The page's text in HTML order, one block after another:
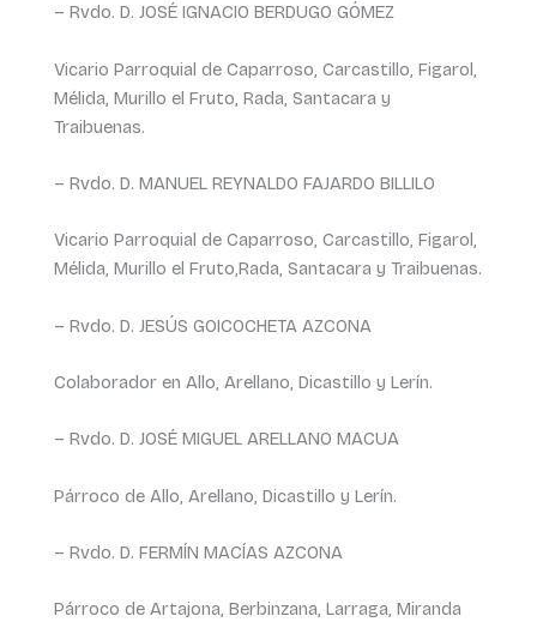
– Rvdo. D. JOSÉ IGNACIO BERDUGO GÓMEZ
Vicario Parroquial de Caparroso, Carcastillo, Figarol,
Mélida, Murillo el Fruto, Rada, Santacara y
Traibuenas.
– Rvdo. D. MANUEL REYNALDO FAJARDO BILLILO
Vicario Parroquial de Caparroso, Carcastillo, Figarol,
Mélida, Murillo el Fruto,Rada, Santacara y Traibuenas.
– Rvdo. D. JESÚS GOICOCHETA AZCONA
Colaborador en Allo, Arellano, Dicastillo y Lerín.
– Rvdo. D. JOSÉ MIGUEL ARELLANO MACUA
Párroco de Allo, Arellano, Dicastillo y Lerín.
– Rvdo. D. FERMÍN MACÍAS AZCONA
Párroco de Artajona, Berbinzana, Larraga, Miranda